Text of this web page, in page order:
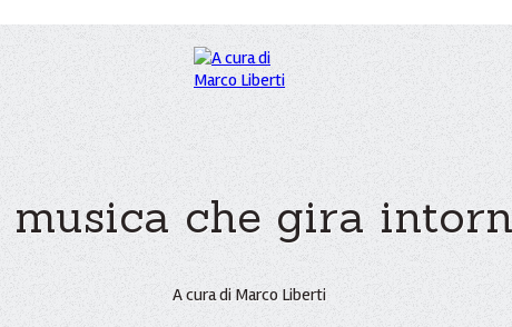
che gira
A cura di Marco Liberti